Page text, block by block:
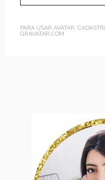
PARA USAR AVATAR,
GRAVATAR.COM